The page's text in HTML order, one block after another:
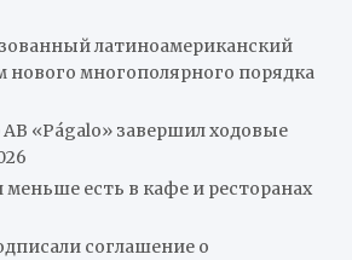
латиноамериканский
нового многополярного порядка
«Págalo» завершил ходовые
меньше есть в кафе и ресторанах
соглашение о